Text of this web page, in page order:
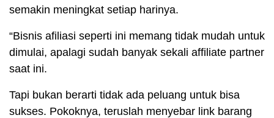
semakin meningkat setiap harinya.
“Bisnis afiliasi seperti ini memang tidak mudah untuk
dimulai, apalagi sudah banyak sekali affiliate partner
saat ini.
Tapi bukan berarti tidak ada peluang untuk bisa
sukses. Pokoknya, teruslah menyebar link barang